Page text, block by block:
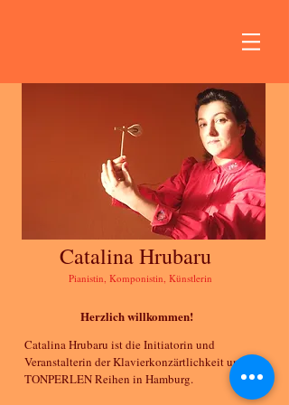
Catalina Hrubaru
Pianistin, Komponistin, Künstlerin
Herzlich willkommen!
Catalina Hrubaru ist die Initiatorin und
Veranstalterin der Klavierkonzärtlichkeit und
TONPERLEN Reihen in Hamburg.